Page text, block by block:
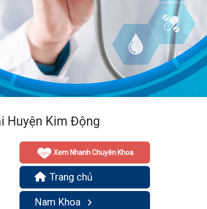
Huyện Kim Động
Xem Nhanh Chuyên Khoa
Trang chủ
Nam Khoa